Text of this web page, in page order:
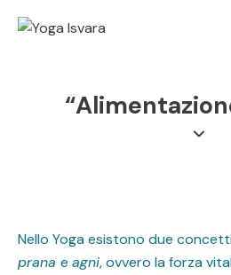
Nello Yoga esistono due
prana e agni, ovvero la forza